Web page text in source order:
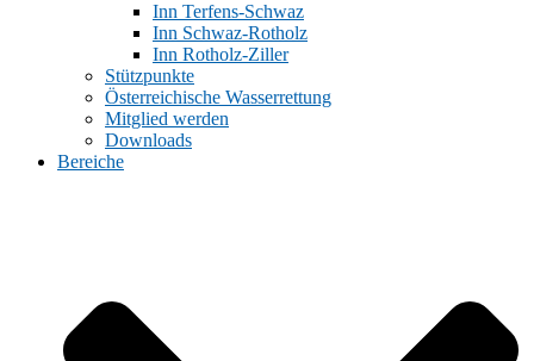
Inn Terfens-Schwaz
Inn Schwaz-Rotholz
Inn Rotholz-Ziller
Stützpunkte
Österreichische Wasserrettung
Mitglied werden
Downloads
Bereiche